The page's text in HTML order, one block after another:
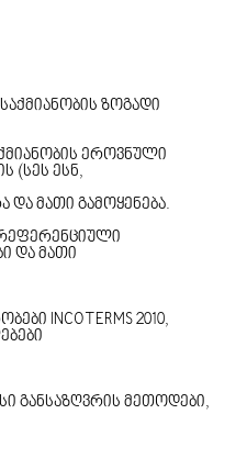
Ზოგადი
Ეროვნული
(სეს Ესნ,
Და Მათი Გამოყენება.
Და Მათი
INCOTERMS 2010,
Განსაზღვრის Მეთოდები,